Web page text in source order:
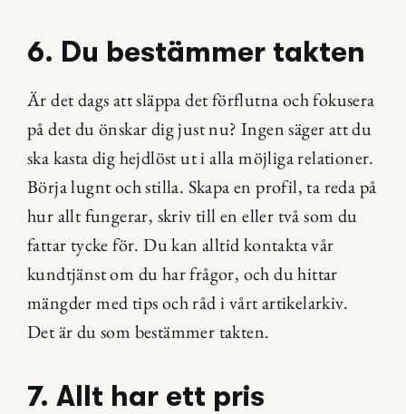
6. Du bestämmer takten
Är det dags att släppa det förflutna och fokusera
på det du önskar dig just nu? Ingen säger att du
ska kasta dig hejdlöst ut i alla möjliga relationer.
Börja lugnt och stilla. Skapa en profil, ta reda på
hur allt fungerar, skriv till en eller två som du
fattar tycke för. Du kan alltid kontakta vår
kundtjänst om du har frågor, och du hittar
mängder med tips och råd i vårt artikelarkiv.
Det är du som bestämmer takten.
7. Allt har ett pris